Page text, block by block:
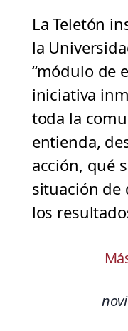
La Teletón
la
“módulo de
iniciativa
toda la
entienda,
acción, qué
situación de
los